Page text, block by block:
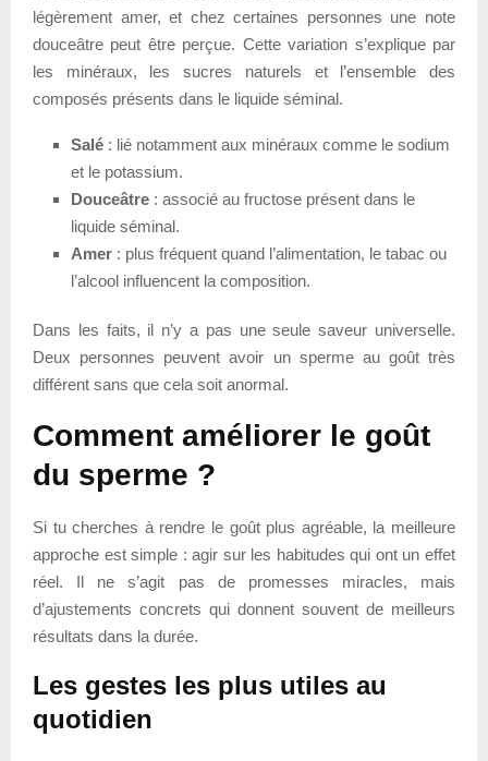
légèrement amer, et chez certaines personnes une note
douceâtre peut être perçue. Cette variation s’explique par
les minéraux, les sucres naturels et l’ensemble des
composés présents dans le liquide séminal.
Salé : lié notamment aux minéraux comme le sodium
et le potassium.
Douceâtre : associé au fructose présent dans le
liquide séminal.
Amer : plus fréquent quand l’alimentation, le tabac ou
l’alcool influencent la composition.
Dans les faits, il n’y a pas une seule saveur universelle.
Deux personnes peuvent avoir un sperme au goût très
différent sans que cela soit anormal.
Comment améliorer le goût
du sperme ?
Si tu cherches à rendre le goût plus agréable, la meilleure
approche est simple : agir sur les habitudes qui ont un effet
réel. Il ne s’agit pas de promesses miracles, mais
d’ajustements concrets qui donnent souvent de meilleurs
résultats dans la durée.
Les gestes les plus utiles au
quotidien